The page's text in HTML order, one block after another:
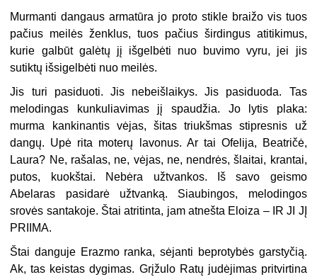
Murmanti dangaus armatūra jo proto stikle braižo vis tuos
pačius meilės ženklus, tuos pačius širdingus atitikimus,
kurie galbūt galėtų jį išgelbėti nuo buvimo vyru, jei jis
sutiktų išsigelbėti nuo meilės.
Jis turi pasiduoti. Jis nebeišlaikys. Jis pasiduoda. Tas
melodingas kunkuliavimas jį spaudžia. Jo lytis plaka:
murma kankinantis vėjas, šitas triukšmas stipresnis už
dangų. Upė rita moterų lavonus. Ar tai Ofelija, Beatričė,
Laura? Ne, rašalas, ne, vėjas, ne, nendrės, šlaitai, krantai,
putos, kuokštai. Nebėra užtvankos. Iš savo geismo
Abelaras pasidarė užtvanką. Siaubingos, melodingos
srovės santakoje. Štai atritinta, jam atnešta Eloiza – IR JI JĮ
PRIIMA.
Štai danguje Erazmo ranka, sėjanti beprotybės garstyčią.
Ak, tas keistas dygimas. Grįžulo Ratų judėjimas pritvirtina